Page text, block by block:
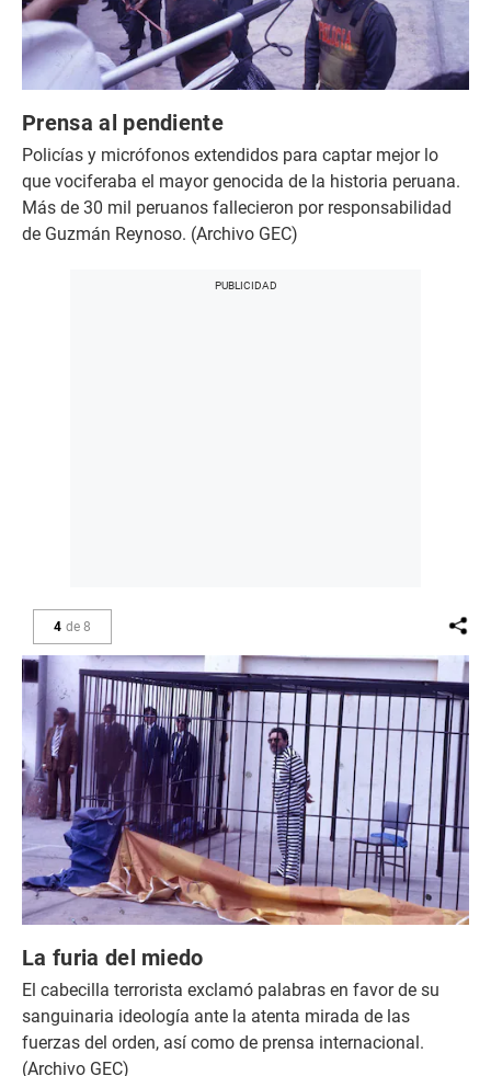
Prensa al pendiente
Policías y micrófonos extendidos para captar mejor lo
que vociferaba el mayor genocida de la historia peruana.
Más de 30 mil peruanos fallecieron por responsabilidad
de Guzmán Reynoso. (Archivo GEC)
4 de 8
La furia del miedo
El cabecilla terrorista exclamó palabras en favor de su
sanguinaria ideología ante la atenta mirada de las
fuerzas del orden, así como de prensa internacional.
(Archivo GEC)